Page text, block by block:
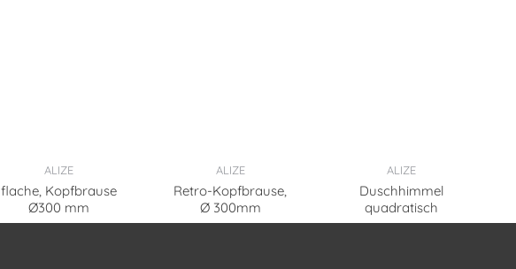
ALIZE
flache, Kopfbrause
Ø300 mm
ALIZE
Retro-Kopfbrause,
Ø 300mm
ALIZE
Duschhimmel
quadratisch